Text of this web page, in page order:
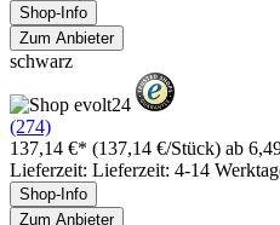
Shop-Info
Zum Anbieter
schwarz
(274)
137,14 €* (137,14 €/Stück) ab
Lieferzeit: Lieferzeit: 4-14
Shop-Info
Zum Anbieter